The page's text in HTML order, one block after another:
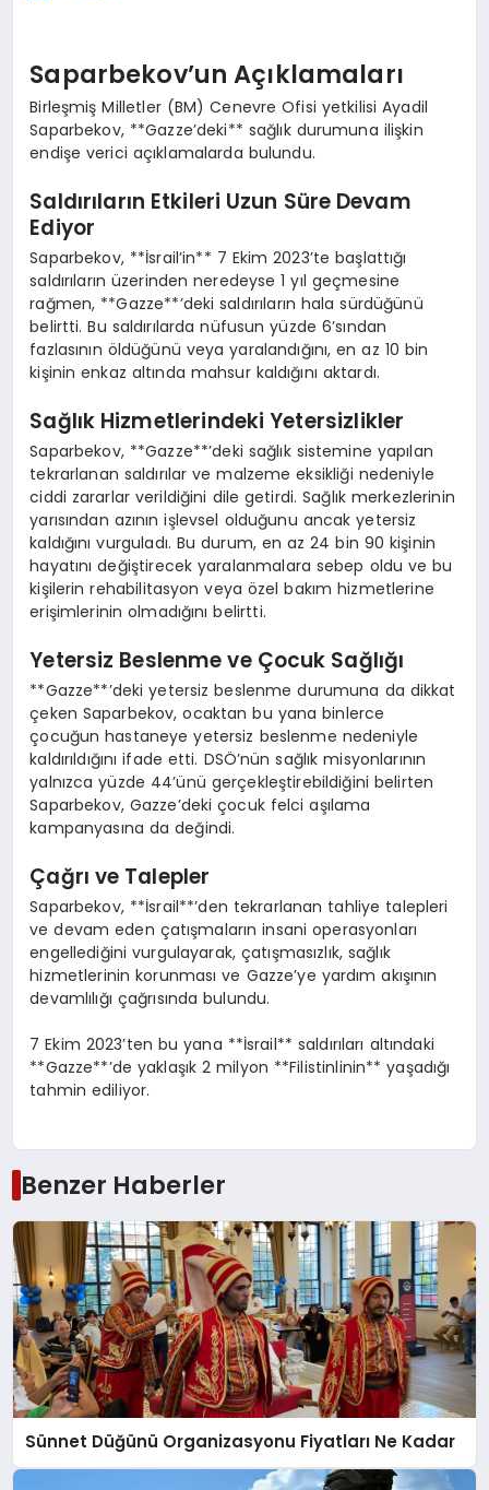
Saparbekov’un Açıklamaları
Birleşmiş Milletler (BM) Cenevre Ofisi yetkilisi Ayadil
Saparbekov, **Gazze’deki** sağlık durumuna ilişkin
endişe verici açıklamalarda bulundu.
Saldırıların Etkileri Uzun Süre Devam
Ediyor
Saparbekov, **İsrail’in** 7 Ekim 2023’te başlattığı
saldırıların üzerinden neredeyse 1 yıl geçmesine
rağmen, **Gazze**’deki saldırıların hala sürdüğünü
belirtti. Bu saldırılarda nüfusun yüzde 6’sından
fazlasının öldüğünü veya yaralandığını, en az 10 bin
kişinin enkaz altında mahsur kaldığını aktardı.
Sağlık Hizmetlerindeki Yetersizlikler
Saparbekov, **Gazze**’deki sağlık sistemine yapılan
tekrarlanan saldırılar ve malzeme eksikliği nedeniyle
ciddi zararlar verildiğini dile getirdi. Sağlık merkezlerinin
yarısından azının işlevsel olduğunu ancak yetersiz
kaldığını vurguladı. Bu durum, en az 24 bin 90 kişinin
hayatını değiştirecek yaralanmalara sebep oldu ve bu
kişilerin rehabilitasyon veya özel bakım hizmetlerine
erişimlerinin olmadığını belirtti.
Yetersiz Beslenme ve Çocuk Sağlığı
**Gazze**’deki yetersiz beslenme durumuna da dikkat
çeken Saparbekov, ocaktan bu yana binlerce
çocuğun hastaneye yetersiz beslenme nedeniyle
kaldırıldığını ifade etti. DSÖ’nün sağlık misyonlarının
yalnızca yüzde 44’ünü gerçekleştirebildiğini belirten
Saparbekov, Gazze’deki çocuk felci aşılama
kampanyasına da değindi.
Çağrı ve Talepler
Saparbekov, **İsrail**’den tekrarlanan tahliye talepleri
ve devam eden çatışmaların insani operasyonları
engellediğini vurgulayarak, çatışmasızlık, sağlık
hizmetlerinin korunması ve Gazze’ye yardım akışının
devamlılığı çağrısında bulundu.
7 Ekim 2023’ten bu yana **İsrail** saldırıları altındaki
**Gazze**’de yaklaşık 2 milyon **Filistinlinin** yaşadığı
tahmin ediliyor.
Benzer Haberler
Sünnet Düğünü Organizasyonu Fiyatları Ne Kadar